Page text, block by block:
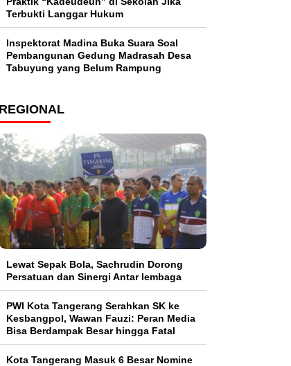
Terbukti Langgar Hukum
Inspektorat Madina Buka Suara Soal
Pembangunan Gedung Madrasah Desa
Tabuyung yang Belum Rampung
REGIONAL
Lewat Sepak Bola, Sachrudin Dorong
Persatuan dan Sinergi Antar lembaga
PWI Kota Tangerang Serahkan SK ke
Kesbangpol, Wawan Fauzi: Peran Media
Bisa Berdampak Besar hingga Fatal
Kota Tangerang Masuk 6 Besar Nomine